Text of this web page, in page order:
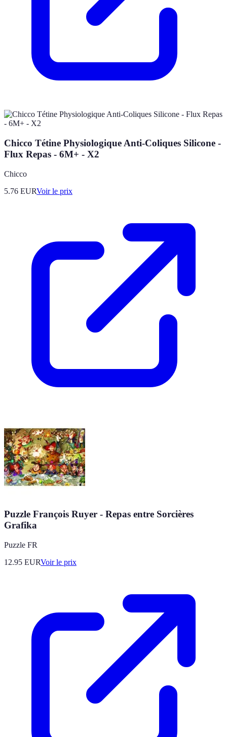
Chicco Tétine Physiologique Anti-Coliques Silicone -
Flux Repas - 6M+ - X2
Chicco
5.76 EURVoir le prix
Puzzle François Ruyer - Repas entre Sorcières
Grafika
Puzzle FR
12.95 EURVoir le prix